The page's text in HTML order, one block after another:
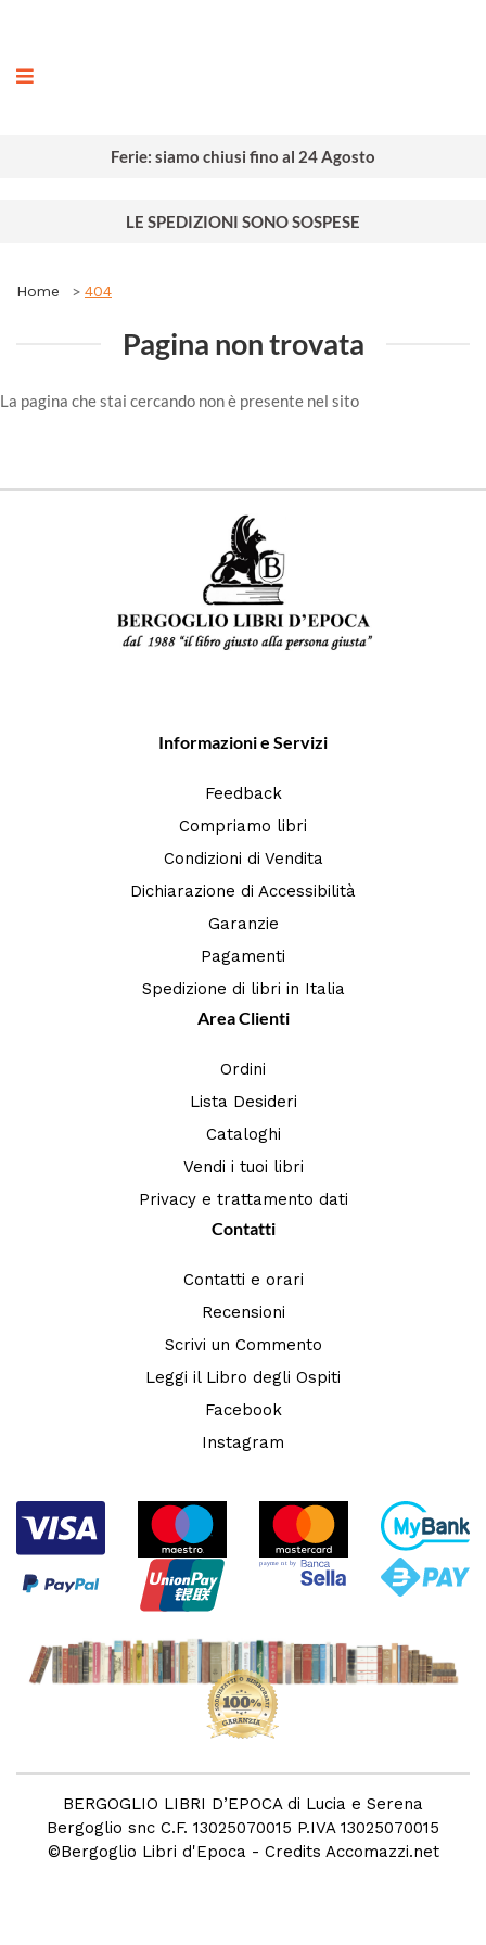
Ferie: siamo chiusi fino al 24 Agosto
LE SPEDIZIONI SONO SOSPESE
Home 404
Pagina non trovata
La pagina che stai cercando non è presente nel sito
Informazioni e Servizi
Feedback
Compriamo libri
Condizioni di Vendita
Dichiarazione di Accessibilità
Garanzie
Pagamenti
Spedizione di libri in Italia
Area Clienti
Ordini
Lista Desideri
Cataloghi
Vendi i tuoi libri
Privacy e trattamento dati
Contatti
Contatti e orari
Recensioni
Scrivi un Commento
Leggi il Libro degli Ospiti
Facebook
Instagram
BERGOGLIO LIBRI D’EPOCA di Lucia e Serena
Bergoglio snc C.F. 13025070015 P.IVA 13025070015
©Bergoglio Libri d'Epoca - Credits Accomazzi.net